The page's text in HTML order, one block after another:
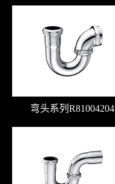
弯头系列R81004204